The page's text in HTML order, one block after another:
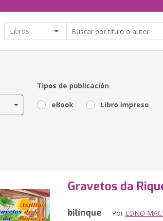
Tipos de publicación
eBook Libro impreso
Gravetos da
bilínque Por EDNO